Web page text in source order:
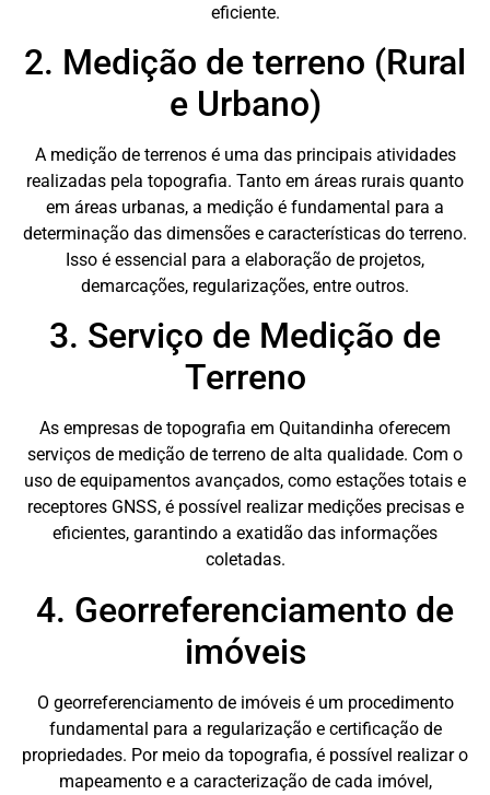
eficiente.
2. Medição de terreno (Rural
e Urbano)
A medição de terrenos é uma das principais atividades
realizadas pela topografia. Tanto em áreas rurais quanto
em áreas urbanas, a medição é fundamental para a
determinação das dimensões e características do terreno.
Isso é essencial para a elaboração de projetos,
demarcações, regularizações, entre outros.
3. Serviço de Medição de
Terreno
As empresas de topografia em Quitandinha oferecem
serviços de medição de terreno de alta qualidade. Com o
uso de equipamentos avançados, como estações totais e
receptores GNSS, é possível realizar medições precisas e
eficientes, garantindo a exatidão das informações
coletadas.
4. Georreferenciamento de
imóveis
O georreferenciamento de imóveis é um procedimento
fundamental para a regularização e certificação de
propriedades. Por meio da topografia, é possível realizar o
mapeamento e a caracterização de cada imóvel,